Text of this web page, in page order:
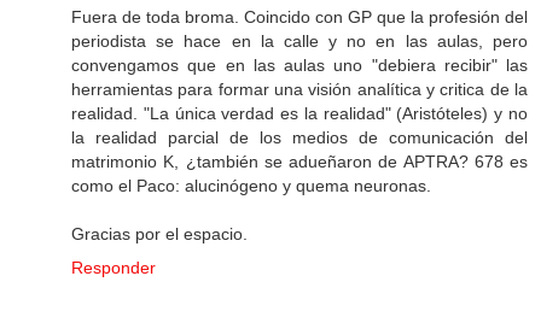
Fuera de toda broma. Coincido con GP que la profesión del
periodista se hace en la calle y no en las aulas, pero
convengamos que en las aulas uno "debiera recibir" las
herramientas para formar una visión analítica y critica de la
realidad. "La única verdad es la realidad" (Aristóteles) y no
la realidad parcial de los medios de comunicación del
matrimonio K, ¿también se adueñaron de APTRA? 678 es
como el Paco: alucinógeno y quema neuronas.
Gracias por el espacio.
Responder